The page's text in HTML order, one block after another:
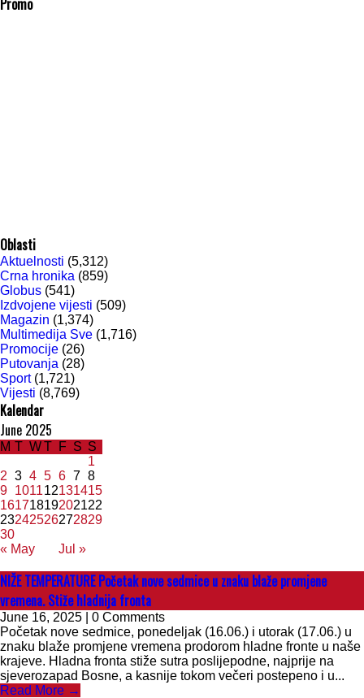
Promo
Oblasti
Aktuelnosti (5,312)
Crna hronika (859)
Globus (541)
Izdvojene vijesti (509)
Magazin (1,374)
Multimedija Sve (1,716)
Promocije (26)
Putovanja (28)
Sport(1,721)
Vijesti (8,769)
Kalendar
June 2025
M T WT F S S
« May Jul »
1
2 3 4 5 6 7 8
9 101112131415
16171819202122
23242526272829
30
NIŽE TEMPERATURE Početak nove sedmice u znaku blaže promjene
vremena. Stiže hladnija fronta
June 16, 2025 | 0 Comments
Početak nove sedmice, ponedeljak (16.06.) i utorak (17.06.) u
znaku blaže promjene vremena prodorom hladne fronte u naše
krajeve. Hladna fronta stiže sutra poslijepodne, najprije na
sjeverozapad Bosne, a kasnije tokom večeri postepeno i u...
Read More →